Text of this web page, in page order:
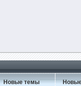
Новые темы